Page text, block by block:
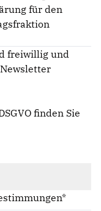
für den
freiwillig und
finden Sie